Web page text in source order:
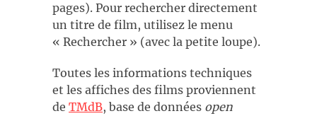
pages). Pour rechercher directement
un titre de film, utilisez le menu
« Rechercher » (avec la petite loupe).
Toutes les informations techniques
et les affiches des films proviennent
de TMdB, base de données open